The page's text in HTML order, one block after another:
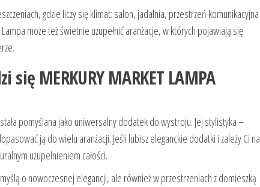
gdzie liczy się klimat: salon, jadalnia, przestrzeń komunikacyjna
może też świetnie uzupełnić aranżacje, w których pojawiają się
MERKURY MARKET LAMPA
pomyślana jako uniwersalny dodatek do wystroju. Jej stylistyka –
ją do wielu aranżacji. Jeśli lubisz eleganckie dodatki i zależy Ci na
uzupełnieniem całości.
o nowoczesnej elegancji, ale również w przestrzeniach z domieszką